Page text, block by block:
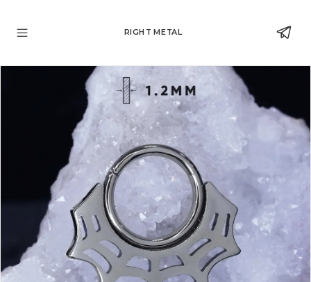
RIGHT METAL